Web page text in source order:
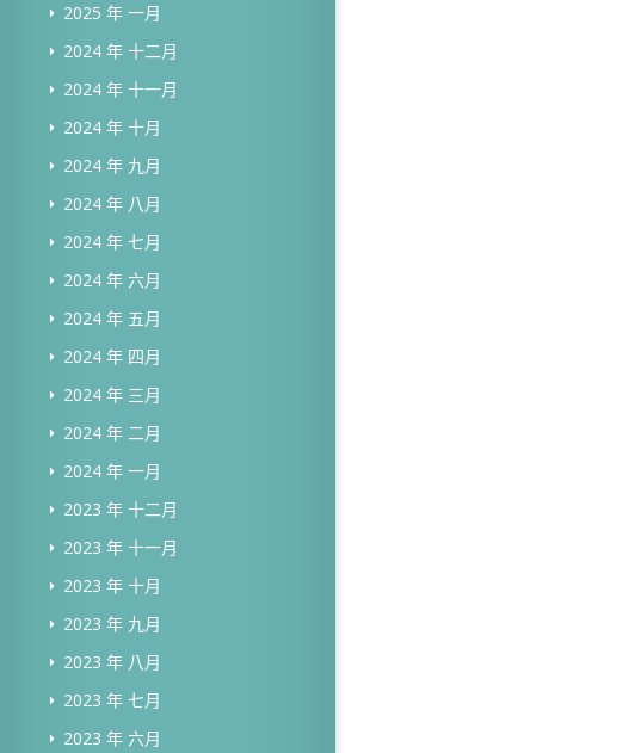
2025 年 一月
2024 年 十二月
2024 年 十一月
2024 年 十月
2024 年 九月
2024 年 八月
2024 年 七月
2024 年 六月
2024 年 五月
2024 年 四月
2024 年 三月
2024 年 二月
2024 年 一月
2023 年 十二月
2023 年 十一月
2023 年 十月
2023 年 九月
2023 年 八月
2023 年 七月
2023 年 六月